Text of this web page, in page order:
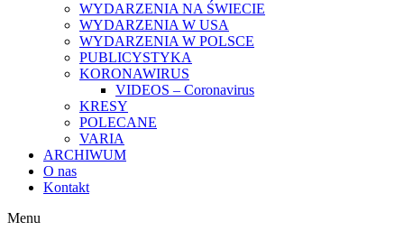
WYDARZENIA NA ŚWIECIE
WYDARZENIA W USA
WYDARZENIA W POLSCE
PUBLICYSTYKA
KORONAWIRUS
VIDEOS – Coronavirus
KRESY
POLECANE
VARIA
ARCHIWUM
O nas
Kontakt
Menu